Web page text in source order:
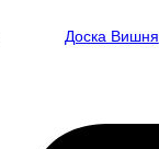
Доска Вишня